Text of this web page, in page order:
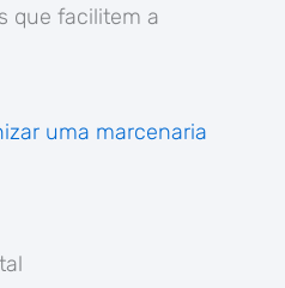
que facilitem a
uma marcenaria